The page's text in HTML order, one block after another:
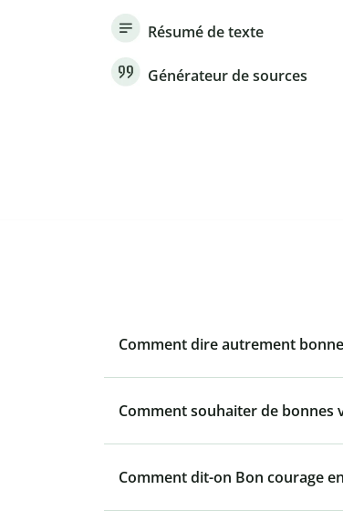
Résumé de texte
Générateur de sources
Comment dire autrement
Comment souhaiter de bonnes
Comment dit-on Bon courage